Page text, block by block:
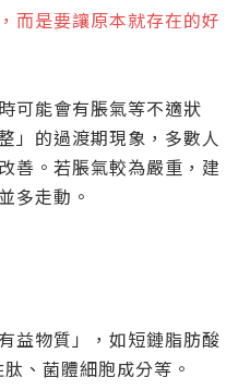
而是要讓原本就存在的好
可能會有脹氣等不適狀
」的過渡期現象，多數人
善。若脹氣較為嚴重，建
多走動。
益物質」，如短鏈脂肪酸
、菌體細胞成分等。